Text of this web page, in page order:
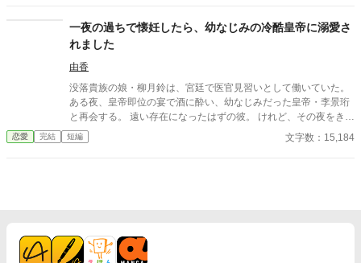
とドントール国の和平のために、マティアはこの国に嫁いでき
た。ポールとの結婚は政略的なもの。彼らの意志は一切介入して
いない。 「どんなことがあっても、僕は君を王妃とは認めな
い。」 ポールはマティアを憎しみを込めた目でマティアを見つ
める。美しい黒髪に青い瞳。ドントール国の宝石と評されるマテ
ィア。 「私が……ずっと貴方を好きだったと知っても、妻として
認めてくれないの……？」 「ちっ……」 ポールは顔をしかめて
舌打ちをした。 「……だからどうした。幼いころのくだらない
感情に……今更意味はない。」 ポールは険しい顔でマティアを
一夜の過ちで懐妊したら、幼なじみの冷酷皇帝に溺愛さ
れました
由香
没落貴族の娘・柳月鈴は、宮廷で医官見習いとして働いていた。
ある夜、皇帝即位の宴で酒に酔い、幼なじみだった皇帝・李景珩
と再会する。 遠い存在になったはずの彼。 けれど、その夜をきっ
かけに月鈴の運命は大きく動き出す。 冷酷と恐れられる皇帝が、
なぜか彼女だけには甘すぎて――。
恋愛 完結 短編 文字数：15,184